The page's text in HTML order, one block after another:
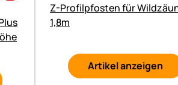
Z-Profilpfosten für
1,8m
Artikel anzeigen